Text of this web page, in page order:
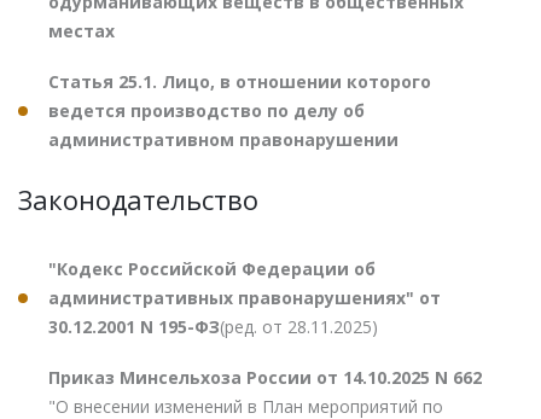
местах
Статья 25.1. Лицо, в отношении которого
ведется производство по делу об
административном правонарушении
Законодательство
"Кодекс Российской Федерации об
административных правонарушениях" от
30.12.2001 N 195-ФЗ(ред. от 28.11.2025)
Приказ Минсельхоза России от 14.10.2025 N 662
"О внесении изменений в План мероприятий по